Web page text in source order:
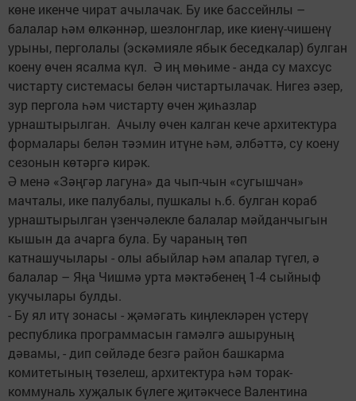
көне икенче чират ачылачак. Бу ике бассейнлы –
балалар һәм өлкәннәр, шезлонглар, ике киенү-чишенү
урыны, перголалы (эскәмияле ябык беседкалар) булган
коену өчен ясалма күл. Ә иң мөһиме - анда су махсус
чистарту системасы белән чистартылачак. Нигез әзер,
зур пергола һәм чистарту өчен җиһазлар
урнаштырылган. Ачылу өчен калган кече архитектура
формалары белән тәэмин итүне һәм, әлбәттә, су коену
сезонын көтәргә кирәк.
Ә менә «Зәңгәр лагуна» да чып-чын «сугышчан»
мачталы, ике палубалы, пушкалы һ.б. булган кораб
урнаштырылган үзенчәлекле балалар мәйданчыгын
кышын да ачарга була. Бу чараның төп
катнашучылары - олы абыйлар һәм апалар түгел, ә
балалар – Яңа Чишмә урта мәктәбенең 1-4 сыйныф
укучылары булды.
- Бу ял итү зонасы - җәмәгать киңлекләрен үстерү
республика программасын гамәлгә ашыруның
дәвамы, - дип сөйләде безгә район башкарма
комитетының төзелеш, архитектура һәм торак-
коммуналь хуҗалык бүлеге җитәкчесе Валентина